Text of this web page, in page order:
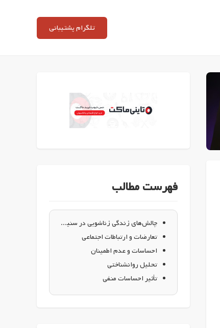
تلگرام پشتیبانی
فهرست مطالب
چالش‌های زندگی زناشویی در سنین بالا
تعارضات و ارتباطات اجتماعی
احساسات و عدم اطمینان
تحلیل روانشناختی
تأثیر احساسات منفی